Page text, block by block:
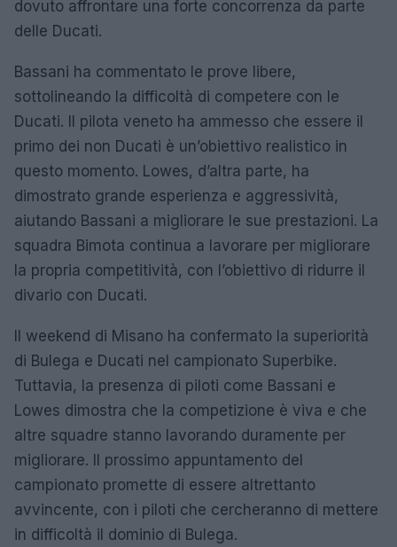
dovuto affrontare una forte concorrenza da parte
delle Ducati.
Bassani ha commentato le prove libere,
sottolineando la difficoltà di competere con le
Ducati. Il pilota veneto ha ammesso che essere il
primo dei non Ducati è un’obiettivo realistico in
questo momento. Lowes, d’altra parte, ha
dimostrato grande esperienza e aggressività,
aiutando Bassani a migliorare le sue prestazioni. La
squadra Bimota continua a lavorare per migliorare
la propria competitività, con l’obiettivo di ridurre il
divario con Ducati.
Il weekend di Misano ha confermato la superiorità
di Bulega e Ducati nel campionato Superbike.
Tuttavia, la presenza di piloti come Bassani e
Lowes dimostra che la competizione è viva e che
altre squadre stanno lavorando duramente per
migliorare. Il prossimo appuntamento del
campionato promette di essere altrettanto
avvincente, con i piloti che cercheranno di mettere
in difficoltà il dominio di Bulega.